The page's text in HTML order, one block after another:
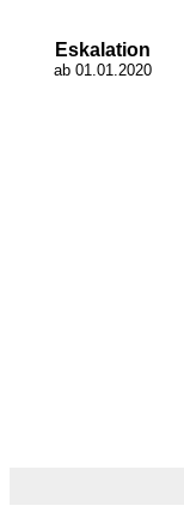
Eskalation
ab 01.01.2020